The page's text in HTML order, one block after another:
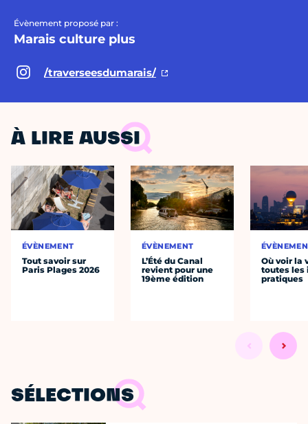
Évènement proposé par :
Marais culture plus
/traverseesdumarais/
À LIRE AUSSI
ÉVÈNEMENT
Tout savoir sur
Paris Plages 2026
ÉVÈNEMENT
L’Été du Canal
revient pour une
19ème édition
Où voir la
toutes les
pratiques
SÉLECTIONS